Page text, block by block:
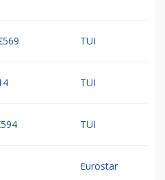
TUI
TUI
TUI
Eurostar